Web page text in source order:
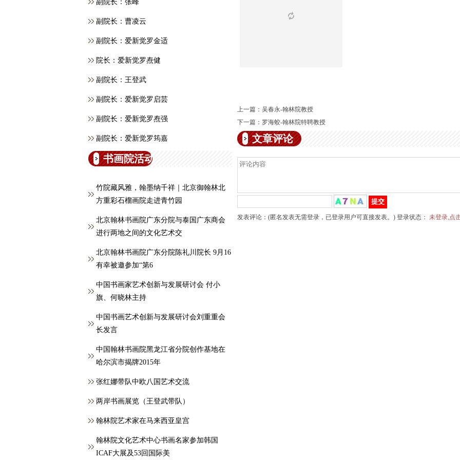
副院长：张峰
副院长：曹凌云
副院长：爱新觉罗金适
院长：爱新觉罗焘健
副院长：王登武
副院长：爱新觉罗启芸
副院长：爱新觉罗焘强
副院长：爱新觉罗筠嘉
书画院活动
竹院藏风雅，翰墨纳千祥｜北京御翰林北
方重彩石榴画院走进青竹园
北京翰林书画院广东分院与泰国广东商会
进行两地之间的文化艺术交
北京翰林书画院广东分院陈礼川院长 9月16
有幸被邀参加“第6
中国书画家艺术创新与发展研讨会 付小
旗、何晓林主持
中国书画艺术创新与发展研讨会刘重重会
长发言
中国翰林书画院黑龙江省分院创作基地在
哈尔滨市揭牌2015年
张红娜带队中欧八国艺术交流
两岸书画展览（王登武带队）
翰林院艺术家在马来西亚皇宫
翰林院文化艺术中心书画名家参加韩国
ICAF大展及53回国际美
上一篇： 吴春永-翰林院教授
下一篇： 罗海蛟-翰林院特聘教授
文章评论
发表评论：(匿名发表无需登录，已登录用户可直接发表。) 登录状态： 未登录,点